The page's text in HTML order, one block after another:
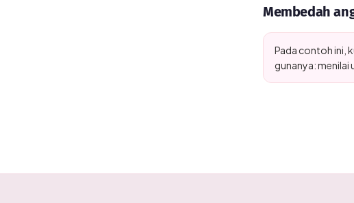
Membedah
Pada contoh ini,
gunanya: menilai